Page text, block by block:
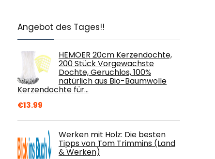
Angebot des Tages!!
HEMOER 20cm Kerzendochte,
200 Stück Vorgewachste
Dochte, Geruchlos, 100%
natürlich aus Bio-Baumwolle
Kerzendochte für…
€13.99
Werken mit Holz: Die besten
Tipps von Tom Trimmins (Land
& Werken)